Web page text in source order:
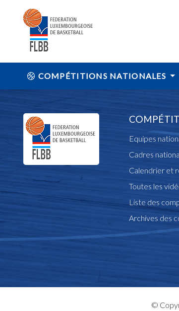
COMPÉTITIONS NATIONALES
Equipes
Cadres
Calendrier et
Toutes les
Liste des
Archives des
©